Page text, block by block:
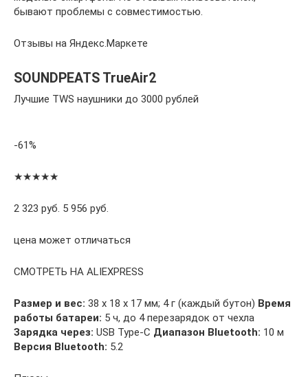
бывают проблемы с совместимостью.
Отзывы на Яндекс.Маркете
SOUNDPEATS TrueAir2
Лучшие TWS наушники до 3000 рублей
-61%
★★★★★
2 323 руб. 5 956 руб.
цена может отличаться
СМОТРЕТЬ НА ALIEXPRESS
Размер и вес: 38 х 18 х 17 мм; 4 г (каждый бутон) Время
работы батареи: 5 ч, до 4 перезарядок от чехла
Зарядка через: USB Type-C Диапазон Bluetooth: 10 м
Версия Bluetooth: 5.2